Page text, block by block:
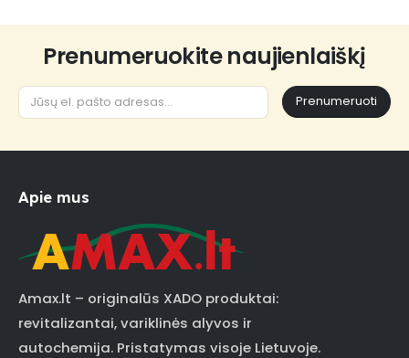
pagethrough
Prenumeruokite naujienlaiškį
Prenumeruoti
Apie mus
Amax.lt – originalūs XADO produktai:
revitalizantai, variklinės alyvos ir
autochemija. Pristatymas visoje Lietuvoje.